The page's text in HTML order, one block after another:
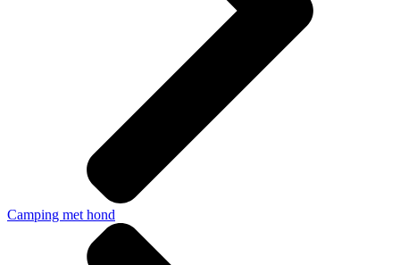
Camping met hond